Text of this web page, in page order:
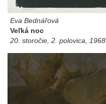
Eva Bednářová
Veľká noc
20. storočie, 2. polovica, 1968